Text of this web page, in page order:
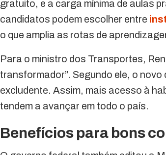
gratuito, e a carga mínima de aulas
candidatos podem escolher entre
o que amplia as rotas de
Para o ministro dos Transportes,
transformador”. Segundo ele, o
excludente. Assim, mais acesso à
tendem a avançar em todo o país.
Benefícios para bons